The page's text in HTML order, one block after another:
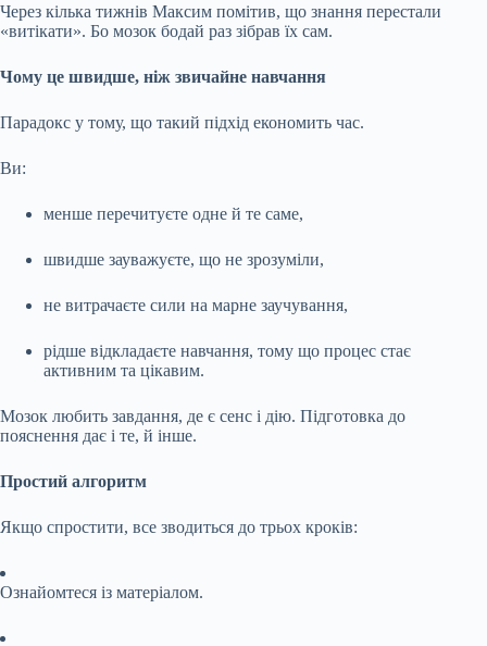
Через кілька тижнів Максим помітив, що знання перестали
«витікати». Бо мозок бодай раз зібрав їх сам.
Чому це швидше, ніж звичайне навчання
Парадокс у тому, що такий підхід економить час.
Ви:
менше перечитуєте одне й те саме,
швидше зауважуєте, що не зрозуміли,
не витрачаєте сили на марне заучування,
рідше відкладаєте навчання, тому що процес стає
активним та цікавим.
Мозок любить завдання, де є сенс і дію. Підготовка до
пояснення дає і те, й інше.
Простий алгоритм
Якщо спростити, все зводиться до трьох кроків:
Ознайомтеся із матеріалом.